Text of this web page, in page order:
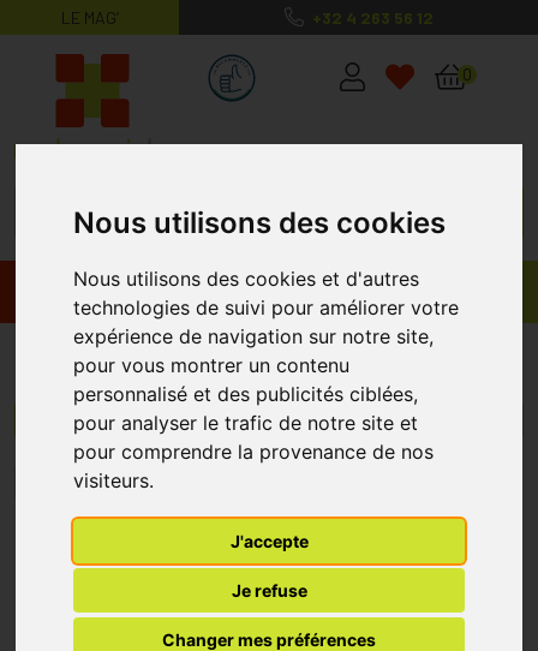
Nous utilisons des cookies
Nous utilisons des cookies et d'autres
technologies de suivi pour améliorer votre
expérience de navigation sur notre site,
pour vous montrer un contenu
personnalisé et des publicités ciblées,
pour analyser le trafic de notre site et
pour comprendre la provenance de nos
visiteurs.
J'accepte
Je refuse
Changer mes préférences
LE MAG’ +32 4 263 56 12
MaPharmacie.be ma santé, mes
0
Promos Produits
Yeux
Menu/Filtres
-22%